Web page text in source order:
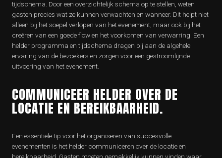
tijdschema. Door een overzichtelijk schema op te stellen, weten
gasten precies wat ze kunnen verwachten en wanneer. Dit helpt niet
alleen bij het soepel verlopen van het evenement, maar ook bij het
creëren van een goede flow en het voorkomen van verwarring. Een
helder programma en tijdschema dragen bij aan de algehele
ervaring van de bezoekers en zorgen voor een gestroomlijnde
uitvoering van het evenement.
COMMUNICEER HELDER OVER DE
LOCATIE EN BEREIKBAARHEID.
Een essentiële tip voor het organiseren van succesvolle
evenementen is het helder communiceren over de locatie en